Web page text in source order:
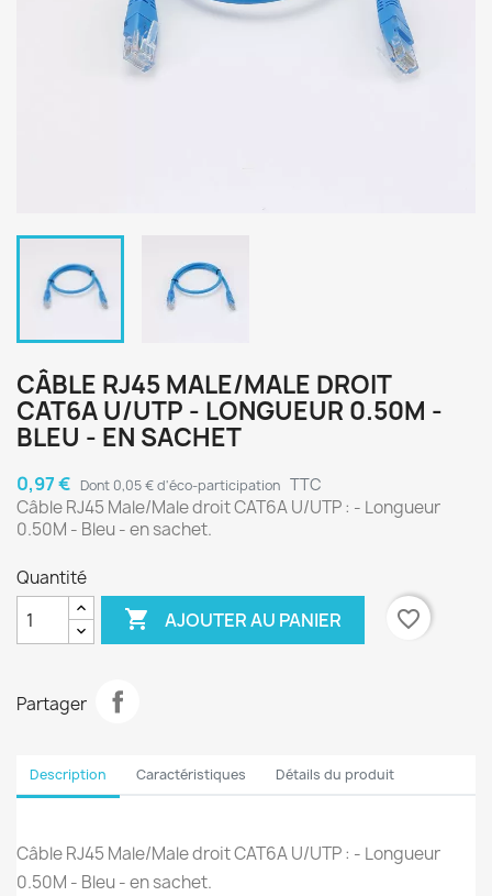
CÂBLE RJ45 MALE/MALE DROIT
CAT6A U/UTP - LONGUEUR 0.50M -
BLEU - EN SACHET
0,97 € Dont 0,05 € d'éco-participation TTC
Câble RJ45 Male/Male droit CAT6A U/UTP : - Longueur
0.50M - Bleu - en sachet.
Quantité
 AJOUTER AU PANIER favorite_border
Partager
Description Caractéristiques Détails du produit
Câble RJ45 Male/Male droit CAT6A U/UTP : - Longueur
0.50M - Bleu - en sachet.